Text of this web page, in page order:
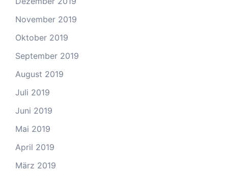
November 2019
Oktober 2019
September 2019
August 2019
Juli 2019
Juni 2019
Mai 2019
April 2019
März 2019